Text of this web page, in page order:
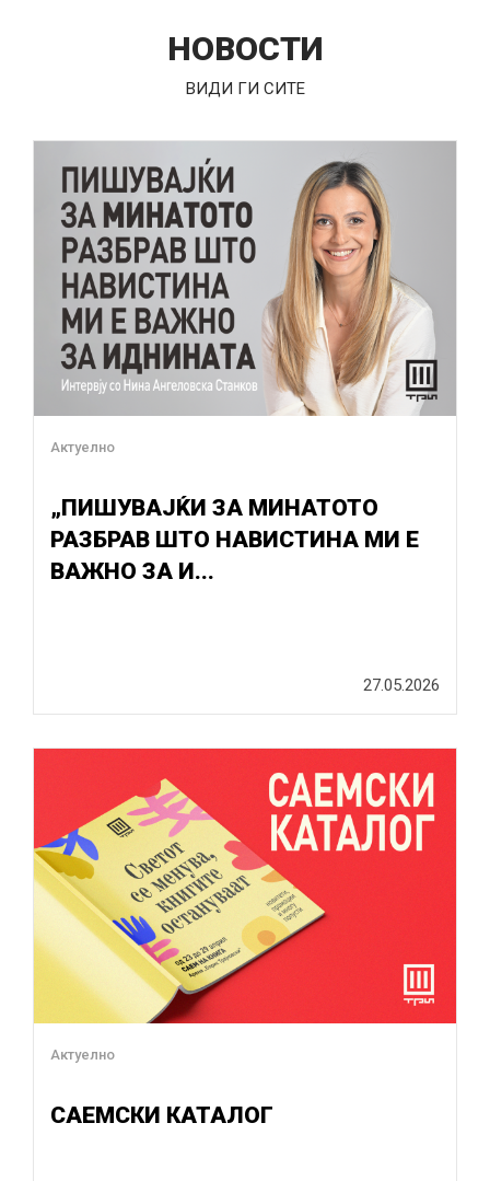
НОВОСТИ
ВИДИ ГИ СИТЕ
Актуелно
„ПИШУВАЈЌИ ЗА МИНАТОТО
РАЗБРАВ ШТО НАВИСТИНА МИ Е
ВАЖНО ЗА И...
27.05.2026
Актуелно
САЕМСКИ КАТАЛОГ